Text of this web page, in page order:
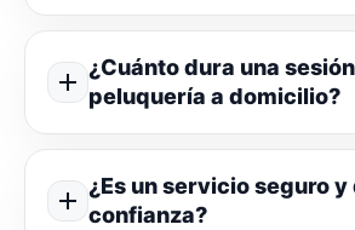
¿Cuánto dura una
peluquería a domicilio?
¿Es un servicio seguro y
confianza?